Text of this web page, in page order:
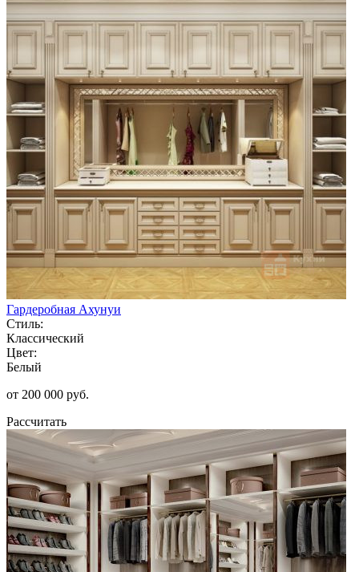
Гардеробная Ахунуи
Стиль:
Классический
Цвет:
Белый
от 200 000 руб.
Рассчитать